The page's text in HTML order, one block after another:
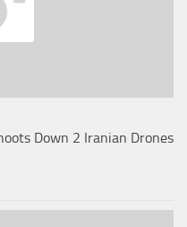
Down 2 Iranian Drones